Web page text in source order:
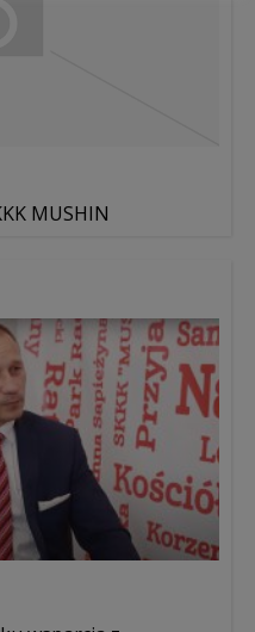
MUSHIN